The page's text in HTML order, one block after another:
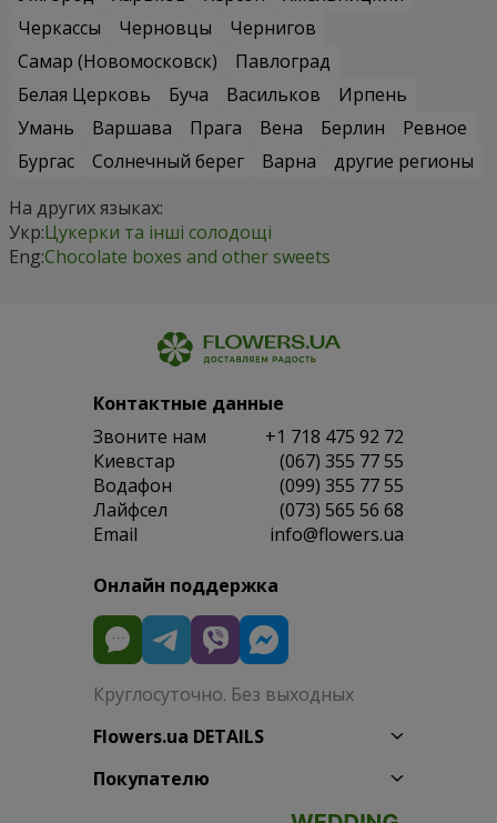
Черкассы
Черновцы
Чернигов
Самар (Новомосковск)
Павлоград
Белая Церковь
Буча Васильков
Ирпень
Умань
Варшава Прага Вена Берлин
Ревное
Бургас
Солнечный берег Варна
другие регионы
На других языках:
Укр:Цукерки та інші солодощі
Eng:Chocolate boxes and other sweets
Контактные данные
Звоните нам
+1 718 475 92 72
Киевстар
(067) 355 77 55
Водафон
(099) 355 77 55
Лайфсел
(073) 565 56 68
Email
info@flowers.ua
Онлайн поддержка
Круглосуточно. Без выходных
Flowers.ua DETAILS
Покупателю